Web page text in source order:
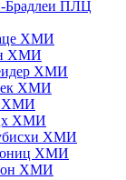
Брадлеи ПЛЦ
ХМИ
ХМИ
ХМИ
ХМИ
ХМИ
ХМИ
ХМИ
ХМИ
ХМИ